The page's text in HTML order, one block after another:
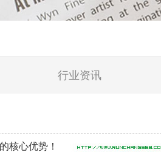
行业资讯
核心优势！